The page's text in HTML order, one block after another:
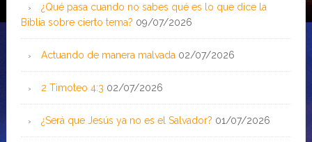
¿Qué pasa cuando no sabes qué es lo que dice la
Biblia sobre cierto tema? 09/07/2026
Actuando de manera malvada 02/07/2026
2 Timoteo 4:3 02/07/2026
¿Será que Jesús ya no es el Salvador? 01/07/2026